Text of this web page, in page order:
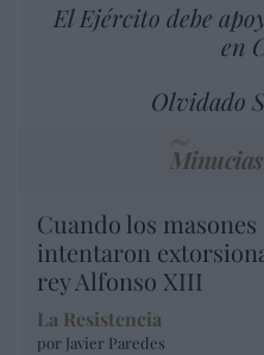
El Ejército debe
en
Olvidado
Cuando los masones
intentaron
rey Alfonso XIII
La Resistencia
por Javier Paredes